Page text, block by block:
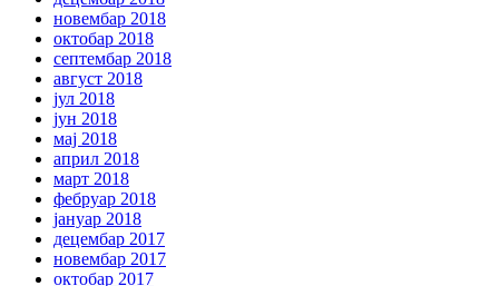
новембар 2018
октобар 2018
септембар 2018
август 2018
јул 2018
јун 2018
мај 2018
април 2018
март 2018
фебруар 2018
јануар 2018
децембар 2017
новембар 2017
октобар 2017